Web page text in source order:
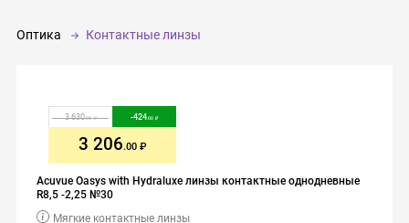
Оптика Контактные линзы
Acuvue Oasys with Hydraluxe линзы контактные однодневные
R8,5 -2,25 №30
Мягкие контактные линзы
3 630.00 -424.00
3 206.00